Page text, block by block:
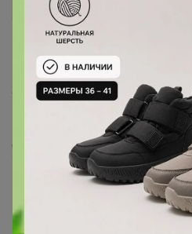
ELENA1990
Тряпочка отличная! Большая,
соответствует описанию!
23 июня, 2017 23:26
men-lla
Тряпочка понравилась.
воду впитывает ,
свойствам! Буду брать ещё.